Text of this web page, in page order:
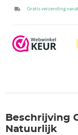
Gratis verzending
Beschrijving
Natuurlijk